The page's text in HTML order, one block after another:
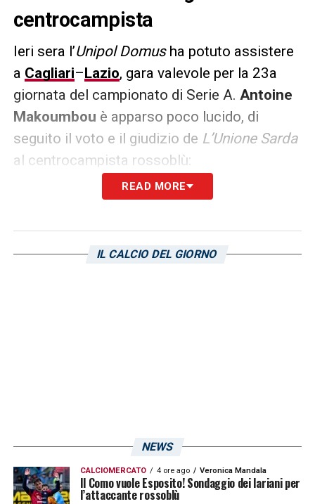
centrocampista
Ieri sera l’Unipol Domusha potuto assistere
a Cagliari–Lazio, gara valevole per la 23a
giornata del campionato di Serie A. Antoine
Makoumbou è apparso poco lucido, di
seguito il voto e il giudizio de L’Unione Sarda
al centrocampista rossoblù:
La personalità cresce, in linea con la sua
non riesce, stavolta, a prendere in mano il
READ MORE
IL CALCIO DEL GIORNO
NEWS
CALCIOMERCATO 4 ore ago Veronica Mandala
Il Como vuole Esposito! Sondaggio dei lariani per
l’attaccante rossoblù